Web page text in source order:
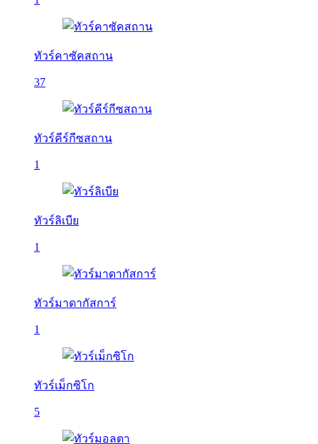
ทัวร์คาซัคสถาน
37
ทัวร์คีร์กีซสถาน
1
ทัวร์ลิเบีย
1
ทัวร์มาดากัสการ์
1
ทัวร์เม็กซิโก
5